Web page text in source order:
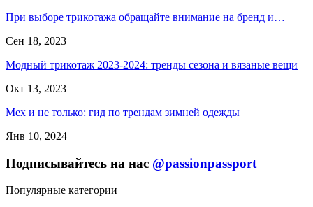
При выборе трикотажа обращайте внимание на бренд и…
Сен 18, 2023
Модный трикотаж 2023-2024: тренды сезона и вязаные вещи
Окт 13, 2023
Мех и не только: гид по трендам зимней одежды
Янв 10, 2024
Подписывайтесь на нас @passionpassport
Популярные категории